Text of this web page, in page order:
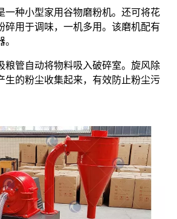
一种小型家用谷物磨粉机。还可将花
碎用于调味，一机多用。该磨机配有
粮管自动将物料吸入破碎室。旋风除
生的粉尘收集起来，有效防止粉尘污